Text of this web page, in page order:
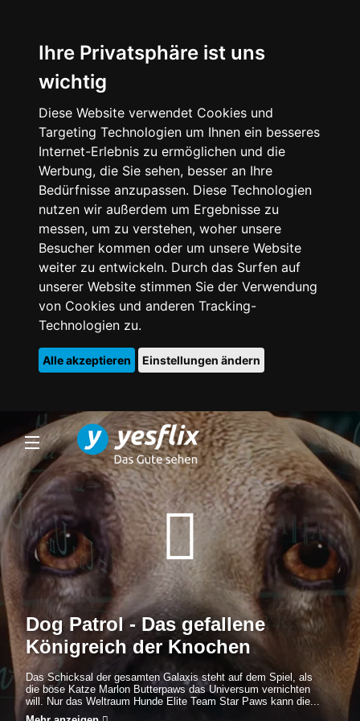
Ihre Privatsphäre ist uns
wichtig
Diese Website verwendet Cookies und
Targeting Technologien um Ihnen ein besseres
Internet-Erlebnis zu ermöglichen und die
Werbung, die Sie sehen, besser an Ihre
Bedürfnisse anzupassen. Diese Technologien
nutzen wir außerdem um Ergebnisse zu
messen, um zu verstehen, woher unsere
Besucher kommen oder um unsere Website
weiter zu entwickeln. Durch das Surfen auf
unserer Website stimmen Sie der Verwendung
von Cookies und anderen Tracking-
Technologien zu.
Alle akzeptieren Einstellungen ändern
Dog Patrol - Das gefallene
Königreich der Knochen
Das Schicksal der gesamten Galaxis steht auf dem Spiel, als
die böse Katze Marlon Butterpaws das Universum vernichten
will. Nur das Weltraum Hunde Elite Team Star Paws kann die...